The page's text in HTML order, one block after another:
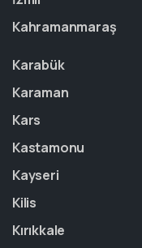
Kahramanmaraş
Karabük
Karaman
Kars
Kastamonu
Kayseri
Kilis
Kırıkkale